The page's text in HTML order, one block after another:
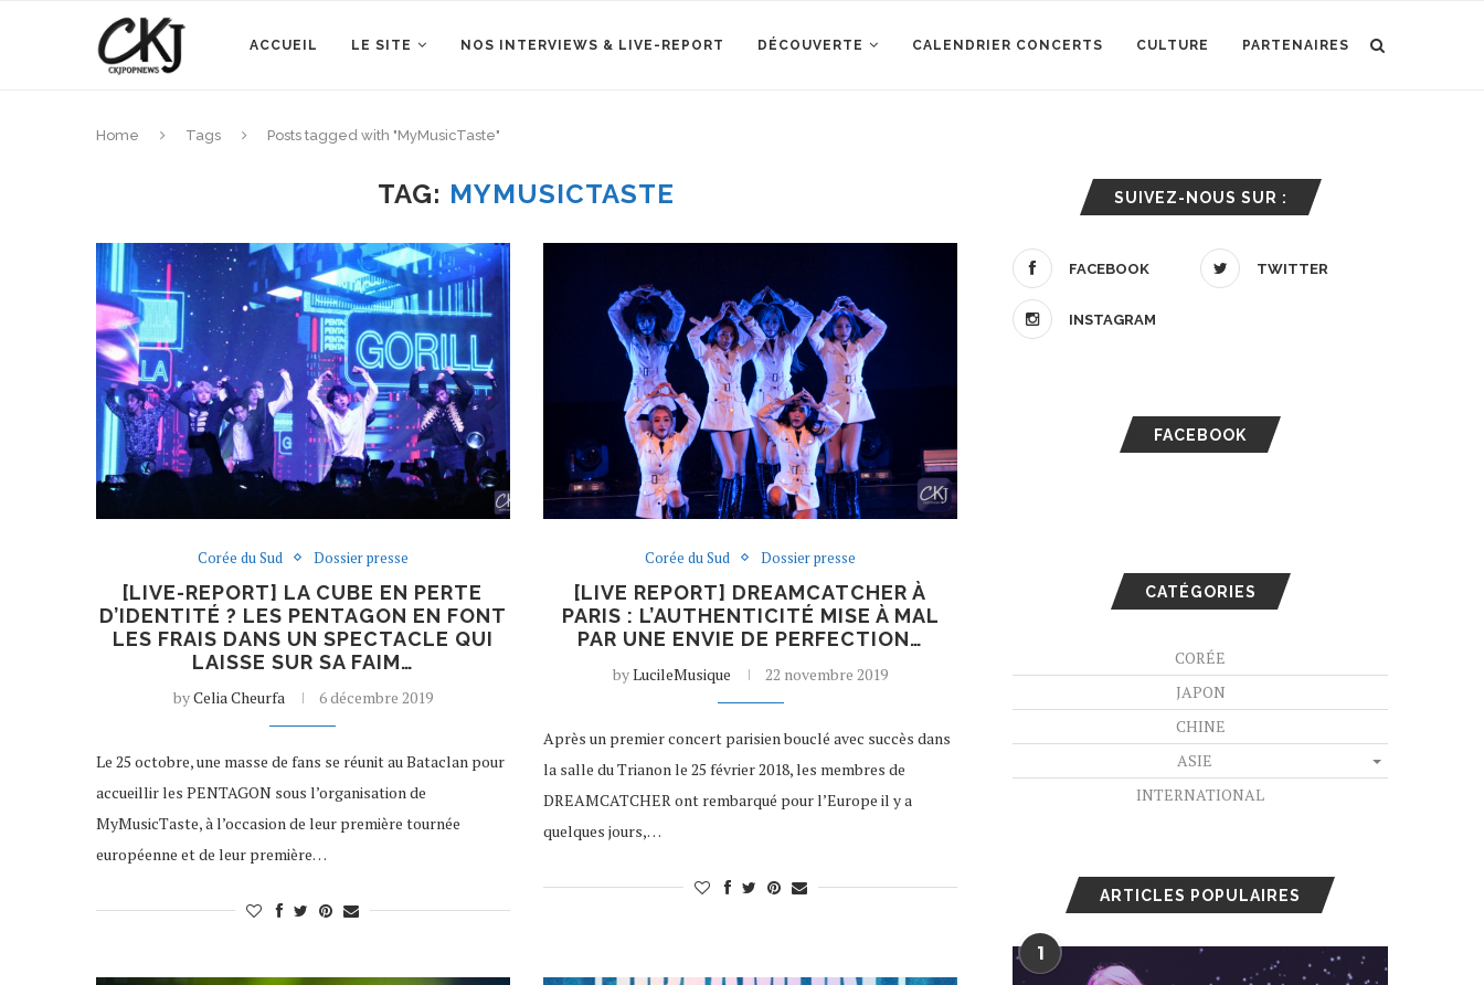
ACCUEIL LE SITE NOS INTERVIEWS & LIVE-REPORT DÉCOUVERTE CALENDRIER CONCERTS CULTURE PARTENAIRES
Home Tags Posts tagged with "MyMusicTaste"
TAG: MYMUSICTASTE
Corée du Sud Dossier presse
[LIVE-REPORT] LA CUBE EN PERTE
D’IDENTITÉ ? LES PENTAGON EN FONT
LES FRAIS DANS UN SPECTACLE QUI
LAISSE SUR SA FAIM…
byCelia Cheurfa 6 décembre 2019
Le 25 octobre, une masse de fans se réunit au Bataclan pour
accueillir les PENTAGON sous l’organisation de
MyMusicTaste, à l’occasion de leur première tournée
européenne et de leur première…
Corée du Sud Dossier presse
[LIVE REPORT] DREAMCATCHER À
PARIS : L’AUTHENTICITÉ MISE À MAL
PAR UNE ENVIE DE PERFECTION…
byLucileMusique 22 novembre 2019
Après un premier concert parisien bouclé avec succès dans
la salle du Trianon le 25 février 2018, les membres de
DREAMCATCHER ont rembarqué pour l’Europe il y a
quelques jours,…
SUIVEZ-NOUS SUR :
FACEBOOK TWITTER
INSTAGRAM
FACEBOOK
CATÉGORIES
CORÉE
JAPON
CHINE
ASIE
INTERNATIONAL
ARTICLES POPULAIRES
1